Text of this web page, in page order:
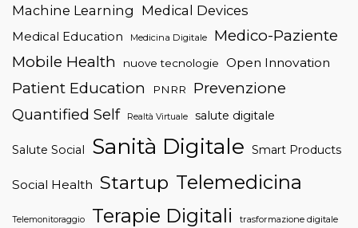
Machine Learning Medical Devices
Medical Education Medicina Digitale
Medico-Paziente
Mobile Health
nuove tecnologie Open Innovation
Patient Education PNRR
Prevenzione
Quantified Self
Realtà Virtuale salute digitale
Salute Social Sanità Digitale Smart Products
Social Health Startup Telemedicina
Telemonitoraggio Terapie Digitali trasformazione digitale